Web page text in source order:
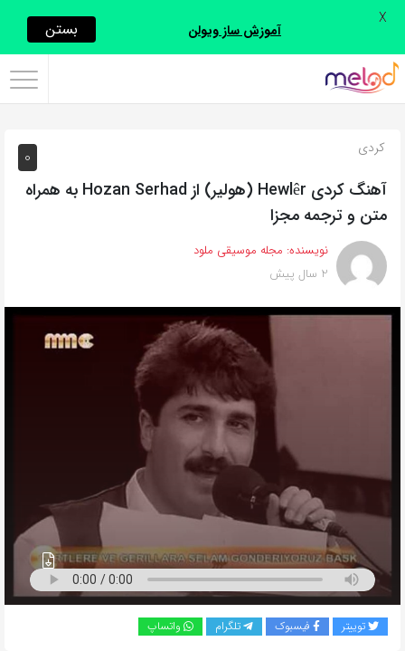
اشتراک
با
روش‌های
زیر
این
صفحه
را
لینک
0 کردی
آهنگ کردی Hewlêr (هولیر) از Hozan Serhad به همراه
متن و ترجمه مجزا
نویسنده: مجله موسیقی ملود
2 سال پیش
توییتر فیسبوک تلگرام واتساپ
آموزش ساز ویولن بستن X